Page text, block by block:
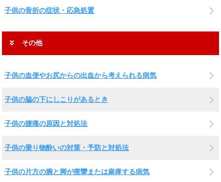
子供の骨折の症状・応急処置
その他
子供の血便やお尻からの出血から考えられる病気
子供の脇の下にしこりがあるとき
子供の腰痛の原因と対処法
子供の乗り物酔いの対策・予防と対処法
子供の片方の腕と脚が痙攣または麻痺する病気